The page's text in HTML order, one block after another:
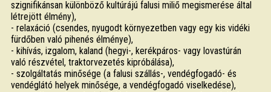
szignifikánsan különböző kultúrájú falusi miliő megismerése által
létrejött élmény),
- relaxáció (csendes, nyugodt környezetben vagy egy kis vidéki
fürdőben való pihenés élménye),
- kihívás, izgalom, kaland (hegyi-, kerékpáros- vagy lovastúrán
való részvétel, traktorvezetés kipróbálása),
- szolgáltatás minősége (a falusi szállás-, vendégfogadó- és
vendéglátó helyek minősége, a vendégfogadó viselkedése),